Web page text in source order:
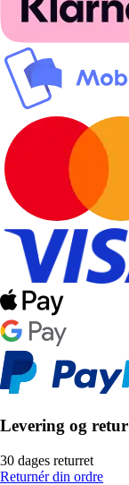
Levering og retur
30 dages returret
Returnér din ordre